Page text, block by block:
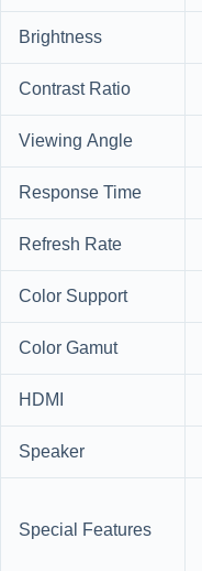
Brightness
Contrast Ratio
Viewing Angle
Response Time
Refresh Rate
Color Support
Color Gamut
HDMI
Speaker
Special Features